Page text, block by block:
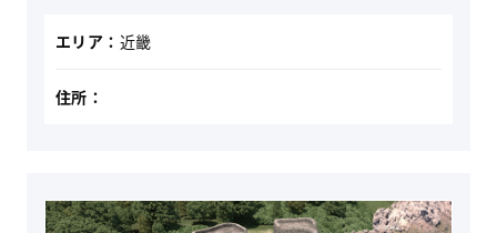
エリア： 近畿
住所：